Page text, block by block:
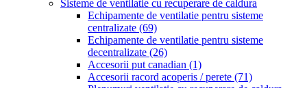
Sisteme de ventilatie cu recuperare de caldura
Echipamente de ventilatie pentru sisteme
centralizate (69)
Echipamente de ventilatie pentru sisteme
decentralizate (26)
Accesorii put canadian (1)
Accesorii racord acoperis / perete (71)